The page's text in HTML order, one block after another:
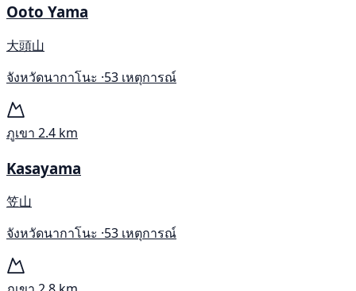
Ooto Yama
大頭山
จังหวัดนากาโนะ ·53 เหตุการณ์
ภูเขา 2.4 km
Kasayama
笠山
จังหวัดนากาโนะ ·53 เหตุการณ์